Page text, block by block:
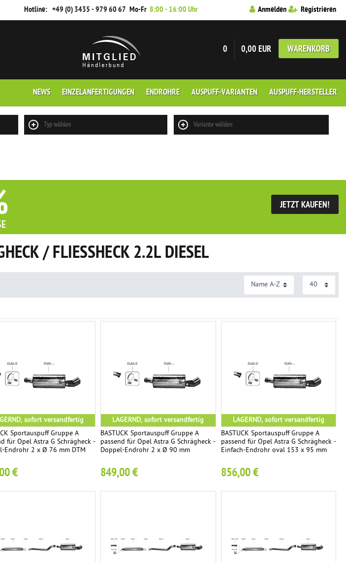
Hotline: +49 (0) 3435 - 979 60 67 Mo-Fr 8:00 - 16:00 Uhr Anmelden Registrieren
0 0,00 EUR WARENKORB
NEWS EINZELANFERTIGUNGEN ENDROHRE AUSPUFF-VARIANTEN AUSPUFF-HERSTELLER
Typ wählen Variante wählen
JETZT KAUFEN!
/ FLIESSHECK 2.2L DIESEL
sofort versandfertig
Sportauspuff Gruppe A
für Opel Astra G Schrägheck -
Endrohr 2 x Ø 76 mm DTM
€
LAGERND, sofort versandfertig
BASTUCK Sportauspuff Gruppe A
passend für Opel Astra G Schrägheck -
Doppel-Endrohr 2 x Ø 90 mm
849,00 €
LAGERND, sofort versandfertig
BASTUCK Sportauspuff Gruppe A
passend für Opel Astra G Schrägheck -
Einfach-Endrohr oval 153 x 95 mm
856,00 €